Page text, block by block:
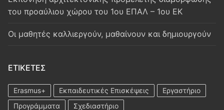
του προαύλιου χώρου του 1ου ΕΠΑΛ – 1ου ΕΚ
Οι μαθητές καλλιεργούν, μαθαίνουν και δημιουργούν
ΕΤΙΚΈΤΕΣ
Erasmus+ Εκπαιδευτικές Επισκέψεις
Εργαστήριο
Προγράμματα
Σχεδιαστήριο